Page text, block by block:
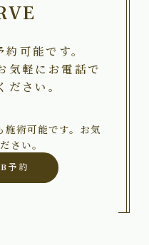
可能です。
気軽にお電話で
ださい。
術可能です。お気
さい。
予約